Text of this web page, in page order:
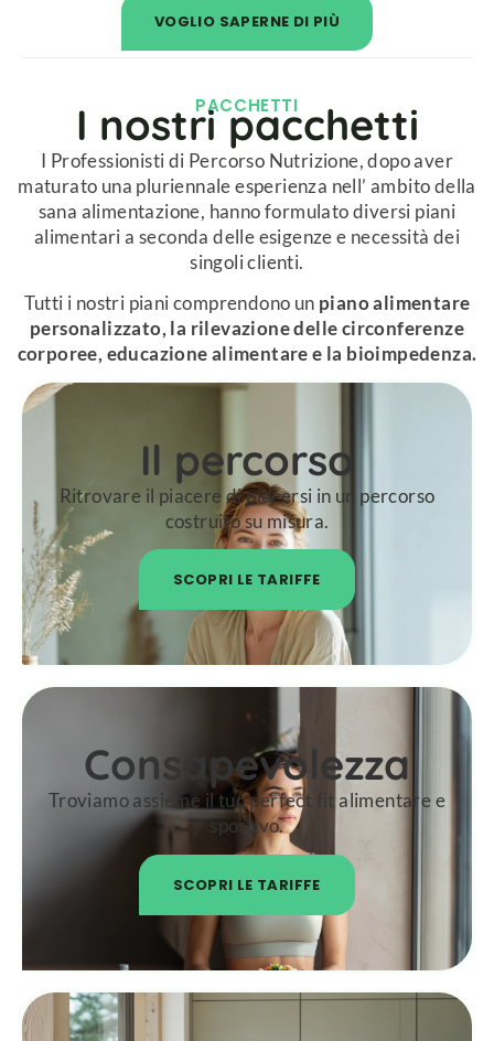
VOGLIO SAPERNE DI PIÙ
PACCHETTI​
I nostri pacchetti​
I Professionisti di Percorso Nutrizione, dopo aver
maturato una pluriennale esperienza nell’ ambito della
sana alimentazione, hanno formulato diversi piani
alimentari a seconda delle esigenze e necessità dei
singoli clienti.
Tutti i nostri piani comprendono un piano alimentare
personalizzato, la rilevazione delle circonferenze
corporee, educazione alimentare e la bioimpedenza.
Il percorso
Ritrovare il piacere di piacersi in un percorso
costruito su misura.
SCOPRI LE TARIFFE
Consapevolezza
Troviamo assieme il tuo perfect fit alimentare e
sportivo.
SCOPRI LE TARIFFE